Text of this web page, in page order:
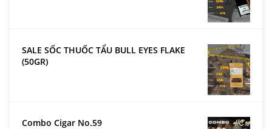
SALE SỐC THUỐC TẨU BULL EYES FLAKE
(50GR)
Combo Cigar No.59